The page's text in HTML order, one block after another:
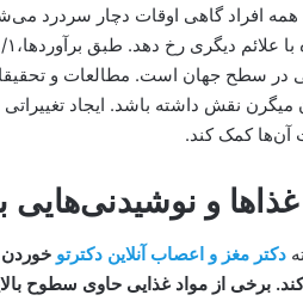
همه افراد گاهی اوقات دچار سردرد
در سطح جهان است. مطالعات و
میگرن نقش داشته باشد. ایجاد
آن‌‌ها کمک کند.
و نوشیدنی‌هایی
دکتر مغز و اعصاب آنلاین دکترتو
برخی از مواد غذایی حاوی سطوح